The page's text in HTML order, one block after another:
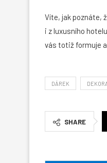
Víte, jak poznáte,
i z luxusního
vás totiž formuje
DÁREK
SHARE